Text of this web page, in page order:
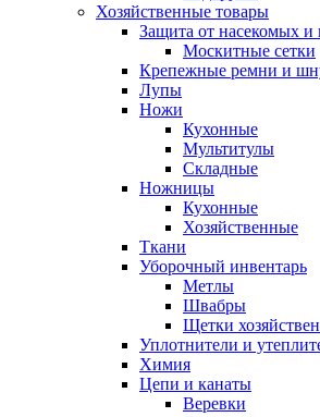
Хозяйственные товары
Защита от насекомых и
Москитные сетки
Крепежные ремни и
Лупы
Ножи
Кухонные
Мультитулы
Складные
Ножницы
Кухонные
Хозяйственные
Ткани
Уборочный инвентарь
Метлы
Швабры
Щетки
Уплотнители и
Химия
Цепи и канаты
Веревки